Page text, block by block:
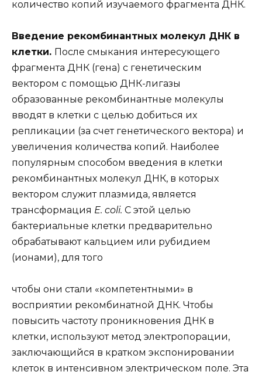
количество копий изучаемого фрагмента ДНК.
Введение рекомбинантных молекул ДНК в
клетки. После смыкания интересующего
фрагмента ДНК (гена) с генетическим
вектором с помощью ДНК-лигазы
образованные рекомбинантные молекулы
вводят в клетки с целью добиться их
репликации (за счет генетического вектора) и
увеличения количества копий. Наиболее
популярным способом введения в клетки
рекомбинантных молекул ДНК, в которых
вектором служит плазмида, является
трансформация Е. coli. С этой целью
бактериальные клетки предварительно
обрабатывают кальцием или рубидием
(ионами), для того
чтобы они стали «компетентными» в
восприятии рекомбинатной ДНК. Чтобы
повысить частоту проникновения ДНК в
клетки, используют метод электропорации,
заключающийся в кратком экспонировании
клеток в интенсивном электрическом поле. Эта